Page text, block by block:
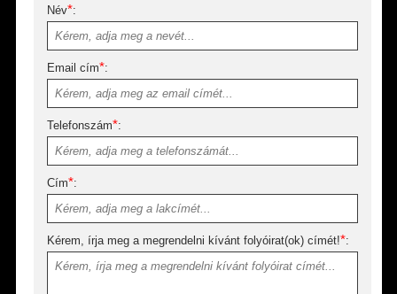
Név*:
Email cím*:
Telefonszám*:
Cím*:
Kérem, írja meg a megrendelni kívánt folyóirat(ok) címét!*: